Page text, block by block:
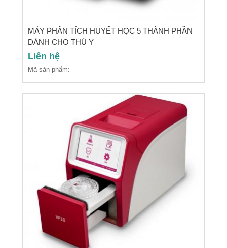
MÁY PHÂN TÍCH HUYẾT HỌC 5 THÀNH PHẦN
DÀNH CHO THÚ Y
Liên hệ
Mã sản phẩm: